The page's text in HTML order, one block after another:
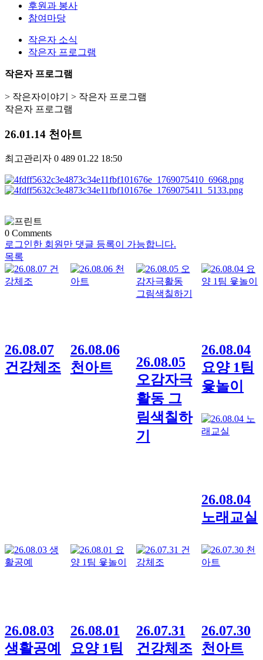
후원과 봉사
참여마당
작은자 소식
작은자 프로그램
작은자 프로그램
> 작은자이야기 > 작은자 프로그램
작은자 프로그램
26.01.14 천아트
최고관리자 0 489 01.22 18:50
0 Comments
로그인한 회원만 댓글 등록이 가능합니다.
목록
26.08.07
건강체조
26.08.06
천아트
26.08.05
오감자극
활동 그
림색칠하
기
26.08.04
요양 1팀
윷놀이
26.08.04
노래교실
26.08.03
생활공예
26.08.01
요양 1팀
26.07.31
건강체조
26.07.30
천아트